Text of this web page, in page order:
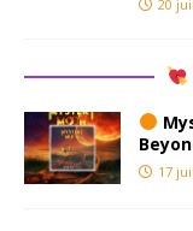
20
17